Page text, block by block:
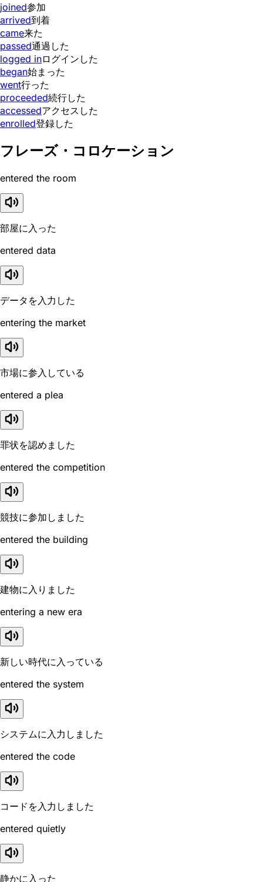
joined参加
arrived到着
came来た
passed通過した
logged inログインした
began始まった
went行った
proceeded続行した
accessedアクセスした
enrolled登録した
フレーズ・コロケーション
entered the room
部屋に入った
entered data
データを入力した
entering the market
市場に参入している
entered a plea
罪状を認めました
entered the competition
競技に参加しました
entered the building
建物に入りました
entering a new era
新しい時代に入っている
entered the system
システムに入力しました
entered the code
コードを入力しました
entered quietly
静かに入った